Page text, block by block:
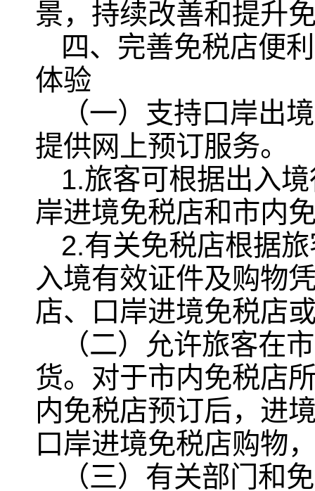
景，持续改善和提升
四、完善免税店便
体验
（一）支持口岸出
提供网上预订服务。
1.旅客可根据出入
岸进境免税店和市内
2.有关免税店根据
入境有效证件及购物
店、口岸进境免税店
（二）允许旅客在
货。对于市内免税店
内免税店预订后，进
口岸进境免税店购物
（三）有关部门和